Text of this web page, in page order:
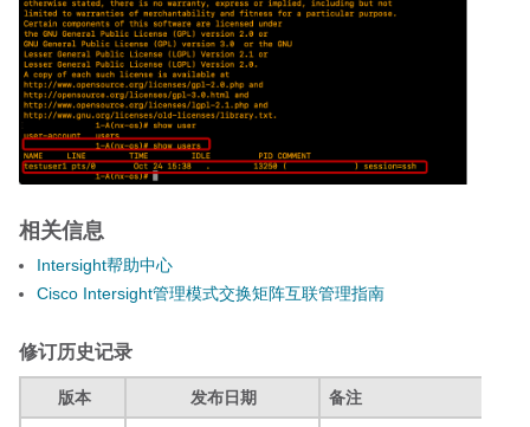
相关信息
Intersight帮助中心
Cisco Intersight管理模式交换矩阵互联管理指南
修订历史记录
版本 发布日期 备注